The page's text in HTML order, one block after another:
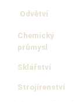
Odvětví
Chemický
průmysl
Sklářství
Strojírenství